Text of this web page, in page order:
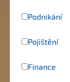
Podnikání
Pojištění
Finance